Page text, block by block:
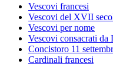
Vescovi francesi
Vescovi del XVII
Vescovi per nome
Vescovi consacrati
Concistoro 11
Cardinali francesi